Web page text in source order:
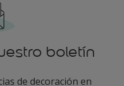
boletín
de decoración en